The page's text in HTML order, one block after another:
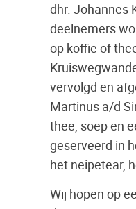
dhr. Johannes
deelnemers
op koffie of
vervolgd en
Martinus a/d
thee, soep en
geserveerd in
het neipetear,
Wij hopen op